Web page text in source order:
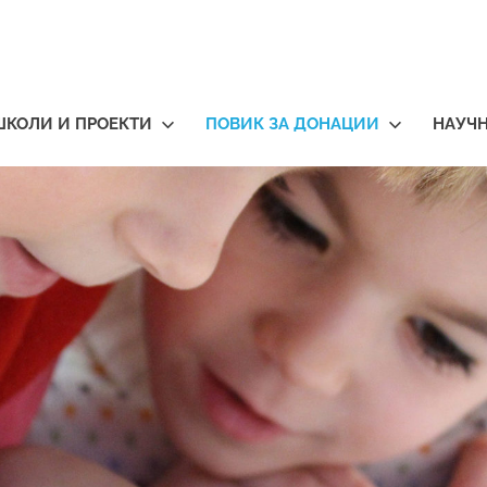
И ПРОЕКТИ ПОВИК ЗА ДОНАЦИИ